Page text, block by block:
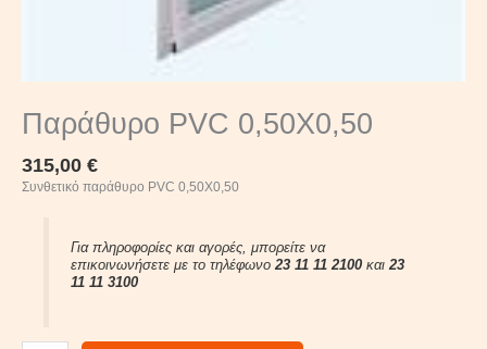
Παράθυρο PVC 0,50Χ0,50
315,00 €
Συνθετικό παράθυρο PVC 0,50Χ0,50
Για πληροφορίες και αγορές, μπορείτε να
επικοινωνήσετε με το τηλέφωνο23 11 11 2100και23
11 11 3100